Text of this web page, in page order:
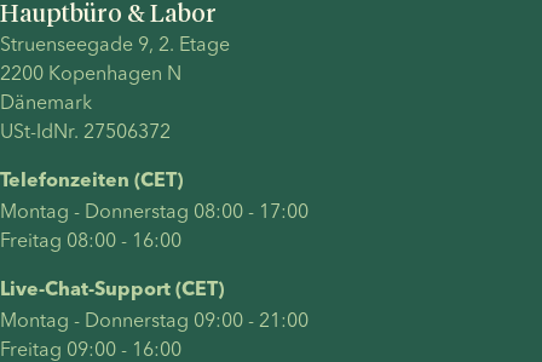
Hauptbüro & Labor
Struenseegade 9, 2. Etage
2200 Kopenhagen N
Dänemark
USt-IdNr. 27506372
Telefonzeiten (CET)
Montag - Donnerstag 08:00 - 17:00
Freitag 08:00 - 16:00
Live-Chat-Support (CET)
Montag - Donnerstag 09:00 - 21:00
Freitag 09:00 - 16:00